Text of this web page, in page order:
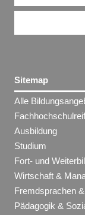
Sitemap
Alle
Ausbildung
Studium
Fort- und
Wirtschaft &
Fremdsprachen
Pädagogik &